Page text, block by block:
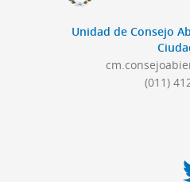
Unidad de Consejo
(011)